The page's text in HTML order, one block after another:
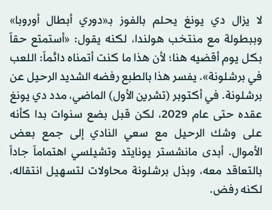
لا يزال دي يونغ يحلم بالفوز بـ«دوري أبطال أوروبا»
وببطولة مع منتخب هولندا، لكنه يقول: «أستمتع حقاً
بكل يوم أقضيه هنا؛ لأن هذا ما كنت أتمناه دائماً: اللعب
في برشلونة». يفسر هذا بالطبع رفضه الشديد الرحيل عن
برشلونة. في أكتوبر (تشرين الأول) الماضي، مدد دي يونغ
عقده حتى عام 2029، لكن قبل بضع سنوات بدا كأنه
على وشك الرحيل مع سعي النادي إلى جمع بعض
الأموال. أبدى مانشستر يونايتد وتشيلسي اهتماماً جاداً
بالتعاقد معه، وبذل برشلونة محاولات لتسهيل انتقاله،
لكنه رفض.